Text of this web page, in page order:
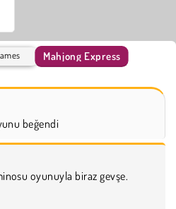
Mahjong Express
beğendi
oyunuyla biraz gevşe.